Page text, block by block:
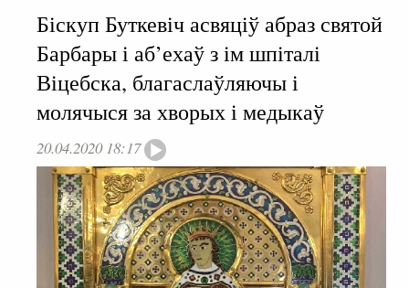
Біскуп Буткевіч асвяціў абраз святой
Барбары і аб’ехаў з ім шпіталі
Віцебска, благаслаўляючы і
молячыся за хворых і медыкаў
20.04.2020 18:17